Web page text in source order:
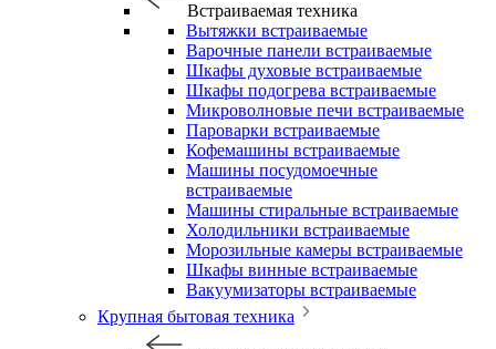
Встраиваемая техника
Вытяжки встраиваемые
Варочные панели встраиваемые
Шкафы духовые встраиваемые
Шкафы подогрева встраиваемые
Микроволновые печи встраиваемые
Пароварки встраиваемые
Кофемашины встраиваемые
Машины посудомоечные
встраиваемые
Машины стиральные встраиваемые
Холодильники встраиваемые
Морозильные камеры встраиваемые
Шкафы винные встраиваемые
Вакуумизаторы встраиваемые
Крупная бытовая техника